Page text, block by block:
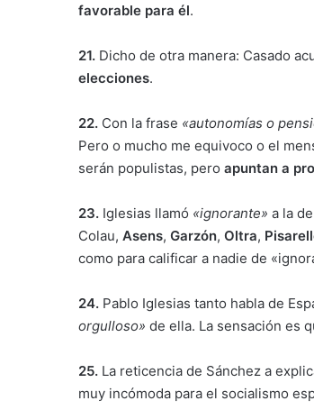
favorable para él.
21. Dicho de otra manera: Casado
elecciones.
22. Con la frase «autonomías o
Pero o mucho me equivoco o el
serán populistas, pero apuntan a
23. Iglesias llamó «ignorante» a la
Colau, Asens, Garzón, Oltra,
como para calificar a nadie de
24. Pablo Iglesias tanto habla de
orgulloso» de ella. La sensación es
25. La reticencia de Sánchez a
muy incómoda para el socialismo